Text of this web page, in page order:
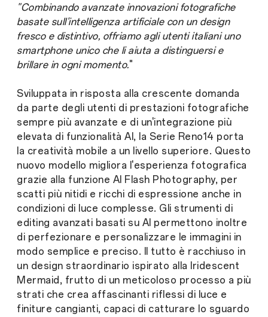
"Combinando avanzate innovazioni fotografiche
basate sull'intelligenza artificiale con un design
fresco e distintivo, offriamo agli utenti italiani uno
smartphone unico che li aiuta a distinguersi e
brillare in ogni momento."
Sviluppata in risposta alla crescente domanda
da parte degli utenti di prestazioni fotografiche
sempre più avanzate e di un'integrazione più
elevata di funzionalità AI, la Serie Reno14 porta
la creatività mobile a un livello superiore. Questo
nuovo modello migliora l'esperienza fotografica
grazie alla funzione AI Flash Photography, per
scatti più nitidi e ricchi di espressione anche in
condizioni di luce complesse. Gli strumenti di
editing avanzati basati su AI permettono inoltre
di perfezionare e personalizzare le immagini in
modo semplice e preciso. Il tutto è racchiuso in
un design straordinario ispirato alla Iridescent
Mermaid, frutto di un meticoloso processo a più
strati che crea affascinanti riflessi di luce e
finiture cangianti, capaci di catturare lo sguardo